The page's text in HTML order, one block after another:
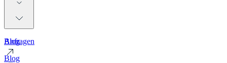
Blog
Blog
Anfragen